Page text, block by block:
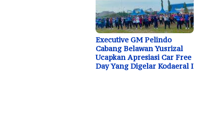
Executive GM Pelindo
Cabang Belawan Yusrizal
Ucapkan Apresiasi Car Free
Day Yang Digelar Kodaeral I